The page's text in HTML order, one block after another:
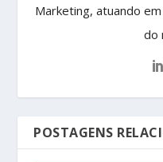
Marketing, atuando
do
POSTAGENS